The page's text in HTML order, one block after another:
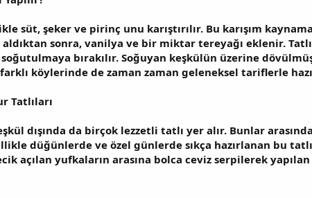
süt, şeker ve pirinç unu karıştırılır. Bu karışım
aldıktan sonra, vanilya ve bir miktar tereyağı eklenir.
bırakılır. Soğuyan keşkülün üzerine
köylerinde de zaman zaman geleneksel tariflerle
Tatlıları
dışında da birçok lezzetli tatlı yer alır. Bunlar
düğünlerde ve özel günlerde sıkça hazırlanan bu
açılan yufkaların arasına bolca ceviz serpilerek